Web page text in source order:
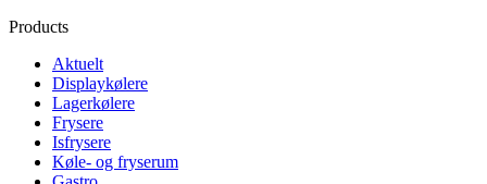
Products
Aktuelt
Displaykølere
Lagerkølere
Frysere
Isfrysere
Køle- og fryserum